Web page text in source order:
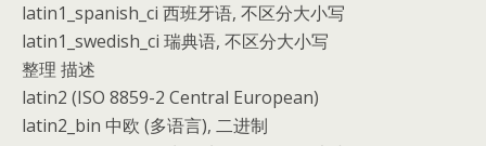
latin1_spanish_ci 西班牙语, 不区分大小写
latin1_swedish_ci 瑞典语, 不区分大小写
整理 描述
latin2 (ISO 8859-2 Central European)
latin2_bin 中欧 (多语言), 二进制